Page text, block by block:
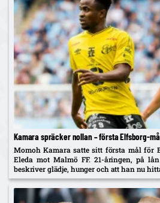
Kamara spräcker nollan – första Elfsborg-
Momoh Kamara satte sitt första mål för
Eleda mot Malmö FF. 21-åringen, på
beskriver glädje, hunger och att han nu